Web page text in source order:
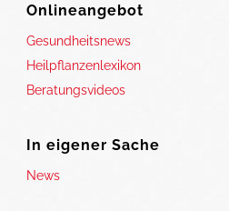
Onlineangebot
Gesundheitsnews
Heilpflanzenlexikon
Beratungsvideos
In eigener Sache
News